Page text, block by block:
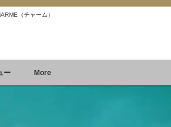
（チャーム）
ー More